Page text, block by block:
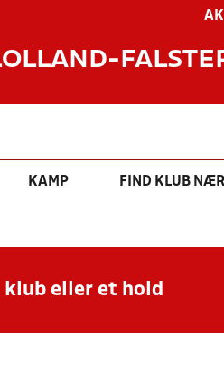
KAMP FIND KLUB
klub eller et hold